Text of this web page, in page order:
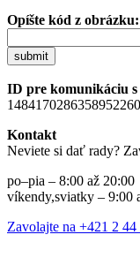
Opíšte kód z obrázku:
submit
ID pre komunikáciu
Kontakt
Neviete si dať rady?
po–pia – 8:00 až 20:00
víkendy,sviatky – 9:00
Zavolajte na +421 2